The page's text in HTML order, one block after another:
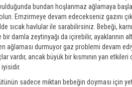
bundan hoşlanmaz ağlamaya
olun. Emzirmeye devam edecekseniz gazını
sıcak havlular ile sarabilirsiniz. Bebeği,
bir damla zeytinyağı da içirebilir, ayaklarının
ağlaması durmuyor gaz problemi devam
vardır, ancak büyük bir kısmının yan
sadece miktarı bebeğin doyması için